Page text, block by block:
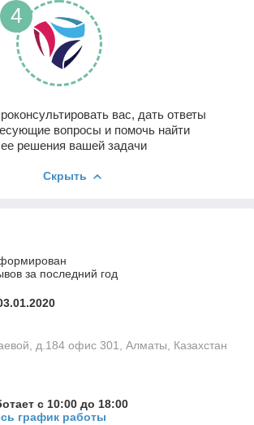
4
вас, дать ответы
вопросы и помочь найти
решения вашей задачи
Скрыть
за последний год
д.184 офис 301, Алматы, Казахстан
с 10:00 до 18:00
график работы